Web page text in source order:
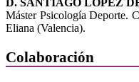
D. SANTIAGO LÓPEZ
Máster Psicología Deporte.
Eliana (Valencia).
Colaboración